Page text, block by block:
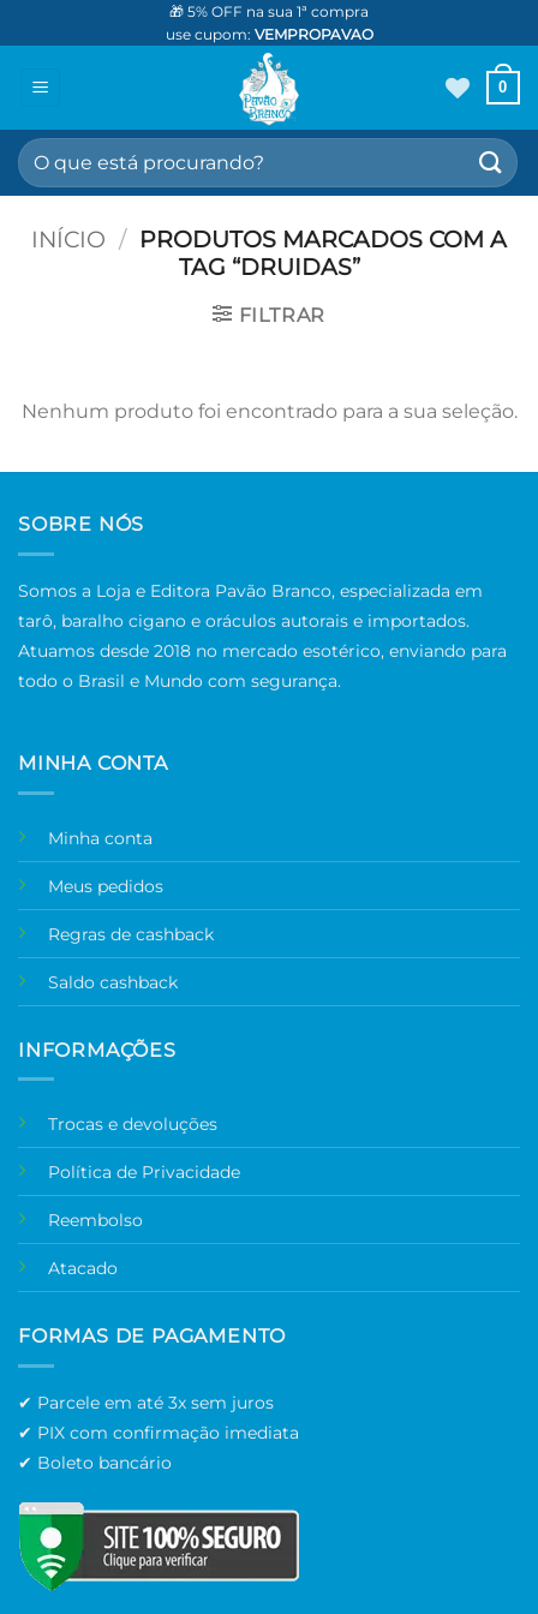
to
🎁 5% OFF na sua 1ª compra
use cupom: VEMPROPAVAO
0
Pesquisar
por:
INÍCIO / PRODUTOS MARCADOS COM A
TAG “DRUIDAS”
FILTRAR
Nenhum produto foi encontrado para a sua seleção.
SOBRE NÓS
Somos a Loja e Editora Pavão Branco, especializada em
tarô, baralho cigano e oráculos autorais e importados.
Atuamos desde 2018 no mercado esotérico, enviando para
todo o Brasil e Mundo com segurança.
MINHA CONTA
Minha conta
Meus pedidos
Regras de cashback
Saldo cashback
INFORMAÇÕES
Trocas e devoluções
Política de Privacidade
Reembolso
Atacado
FORMAS DE PAGAMENTO
✔ Parcele em até 3x sem juros
✔ PIX com confirmação imediata
✔ Boleto bancário